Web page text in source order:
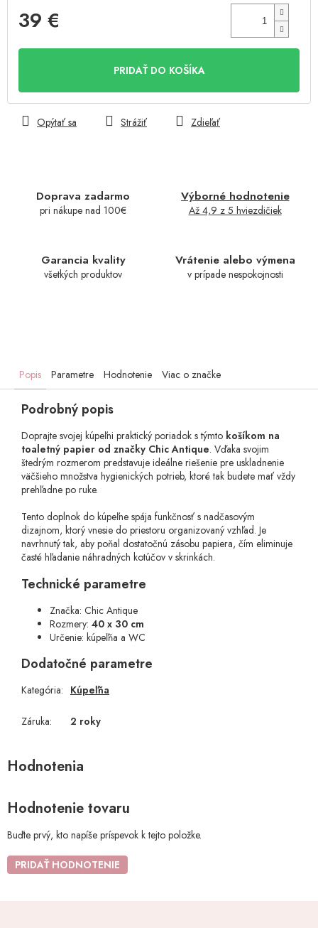
39 €
PRIDAŤ DO KOŠÍKA
Doprava zadarmo
pri nákupe nad 100€
Výborné hodnotenie
Až 4,9 z 5 hviezdičiek
Garancia kvality
všetkých produktov
Vrátenie alebo výmena
v prípade nespokojnosti
Opýtať sa Strážiť Zdieľať
Popis Parametre Hodnotenie Viac o značke
Podrobný popis
Doprajte svojej kúpeľni praktický poriadok s týmto košíkom na
toaletný papier od značky Chic Antique. Vďaka svojim
štedrým rozmerom predstavuje ideálne riešenie pre uskladnenie
väčšieho množstva hygienických potrieb, ktoré tak budete mať vždy
prehľadne po ruke.
Tento doplnok do kúpeľne spája funkčnosť s nadčasovým
dizajnom, ktorý vnesie do priestoru organizovaný vzhľad. Je
navrhnutý tak, aby poňal dostatočnú zásobu papiera, čím eliminuje
časté hľadanie náhradných kotúčov v skrinkách.
Technické parametre
Značka: Chic Antique
Rozmery: 40 x 30 cm
Určenie: kúpeľňa a WC
Dodatočné parametre
Kategória: Kúpeľňa
Záruka: 2 roky
Hodnotenie tovaru
Buďte prvý, kto napíše príspevok k tejto položke.
PRIDAŤ HODNOTENIE